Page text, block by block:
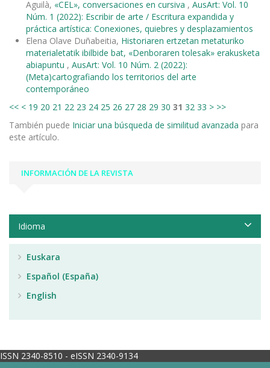
Aguilà, «CEL», conversaciones en cursiva , AusArt: Vol. 10
Núm. 1 (2022): Escribir de arte / Escritura expandida y
práctica artística: Conexiones, quiebres y desplazamientos
Elena Olave Duñabeitia, Historiaren ertzetan metaturiko
materialetatik ibilbide bat, «Denboraren tolesak» erakusketa
abiapuntu , AusArt: Vol. 10 Núm. 2 (2022):
(Meta)cartografiando los territorios del arte
contemporáneo
<< < 19 20 21 22 23 24 25 26 27 28 29 30 31 32 33 > >>
También puede Iniciar una búsqueda de similitud avanzada para
este artículo.
INFORMACIÓN DE LA REVISTA
Idioma
Euskara
Español (España)
English
ISSN 2340-8510 - eISSN 2340-9134